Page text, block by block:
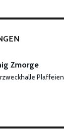
Zmorge
Plaffeien